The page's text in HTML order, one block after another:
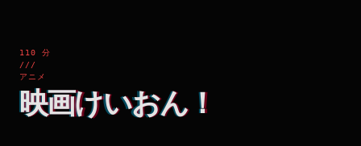
110 分
///
アニメ
映画けいおん！